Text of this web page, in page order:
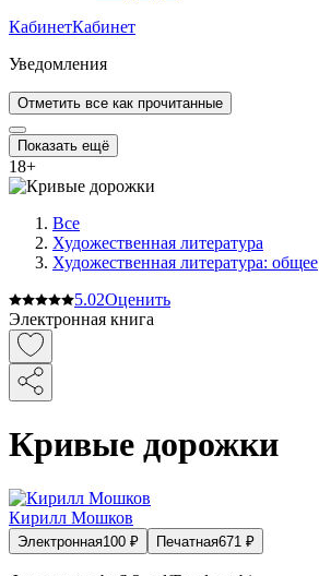
КабинетКабинет
Уведомления
Отметить все как прочитанные
Показать ещё
18+
Все
Художественная литература
Художественная литература: общее
5.02Оценить
Электронная книга
Кривые дорожки
Кирилл Мошков
Электронная100 ₽ Печатная671 ₽